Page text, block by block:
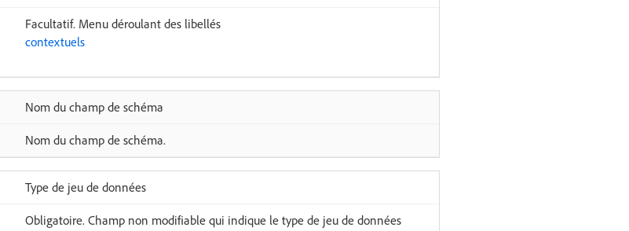
Facultatif. Menu déroulant des libellés
contextuels
Nom du champ de schéma
Nom du champ de schéma.
Type de jeu de données
Obligatoire. Champ non modifiable qui indique le type de jeu de données